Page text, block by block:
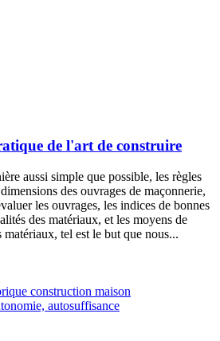
de l'art de construire
aussi simple que possible, les règles
des ouvrages de maçonnerie,
les ouvrages, les indices de bonnes
des matériaux, et les moyens de
tel est le but que nous...
construction maison
autosuffisance